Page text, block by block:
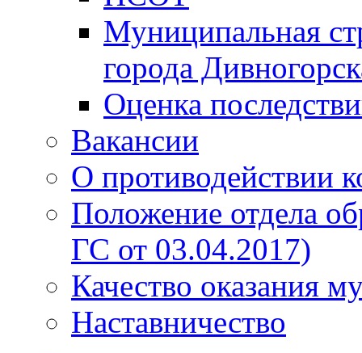
Муниципальная
города
Оценка
Вакансии
О противодействии
Положение отдела
ГС от 03.04.2017)
Качество оказания
Наставничество